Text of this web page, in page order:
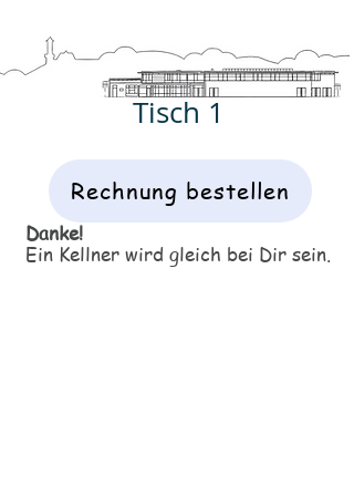
​Tisch 1
Rechnung bestellen
Danke!
​Ein Kellner wird gleich bei Dir sein.